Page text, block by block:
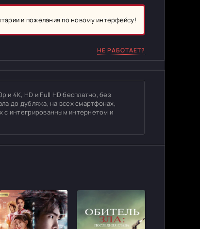
и пожелания по новому интерфейсу!
НЕ РАБОТАЕТ?
и 4K, HD и Full HD бесплатно, без
до дубляжа, на всех смартфонах,
с интегрированным интернетом и